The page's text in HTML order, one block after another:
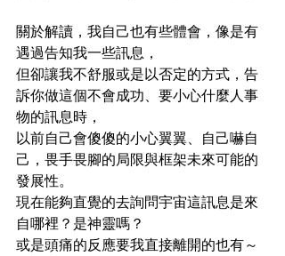
關於解讀，我自己也有些體會，像是有
遇過告知我一些訊息，
但卻讓我不舒服或是以否定的方式，告
訴你做這個不會成功、要小心什麼人事
物的訊息時，
以前自己會傻傻的小心翼翼、自己嚇自
己，畏手畏腳的局限與框架未來可能的
發展性。
現在能夠直覺的去詢問宇宙這訊息是來
自哪裡？是神靈嗎？
或是頭痛的反應要我直接離開的也有～